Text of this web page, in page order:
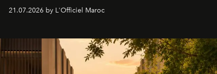
britannique, née dans un cabinet de chirurgie plastique
londonien et construite depuis autour d'un actif breveté,
21.07.2026 by L'Officiel Maroc